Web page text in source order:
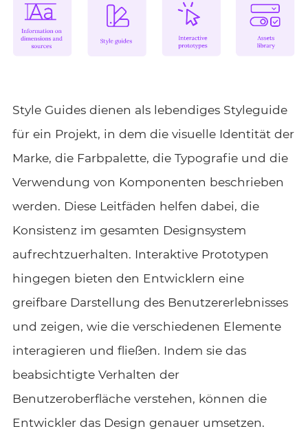
Style Guides dienen als lebendiges Styleguide
für ein Projekt, in dem die visuelle Identität der
Marke, die Farbpalette, die Typografie und die
Verwendung von Komponenten beschrieben
werden. Diese Leitfäden helfen dabei, die
Konsistenz im gesamten Designsystem
aufrechtzuerhalten. Interaktive Prototypen
hingegen bieten den Entwicklern eine
greifbare Darstellung des Benutzererlebnisses
und zeigen, wie die verschiedenen Elemente
interagieren und fließen. Indem sie das
beabsichtigte Verhalten der
Benutzeroberfläche verstehen, können die
Entwickler das Design genauer umsetzen.